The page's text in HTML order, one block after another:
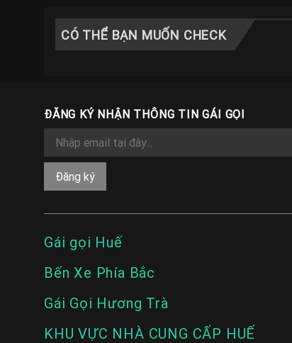
CÓ THỂ BẠN MUỐN CHECK
ĐĂNG KÝ NHẬN THÔNG TIN GÁI GỌI
Gái gọi Huế
Bến Xe Phía Bắc
Gái Gọi Hương Trà
KHU VỰC NHÀ CUNG CẤP HUẾ